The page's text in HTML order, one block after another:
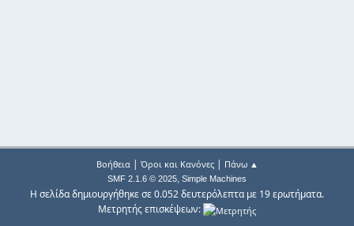
Βοήθεια| Όροι και Κανόνες| Πάνω ▲
SMF 2.1.6 © 2025, Simple Machines
Η σελίδα δημιουργήθηκε σε 0.052 δευτερόλεπτα με 19 ερωτήματα.
Μετρητής επισκέψεων: